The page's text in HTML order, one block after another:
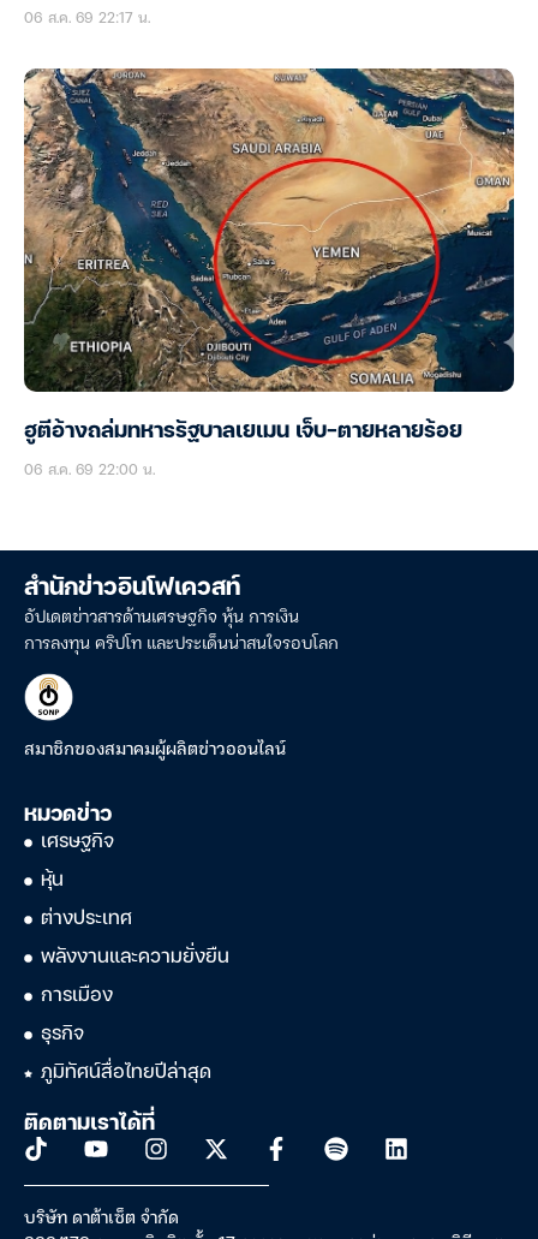
06 ส.ค. 69 22:17 น.
ฮูตีอ้างถล่มทหารรัฐบาลเยเมน เจ็บ-ตายหลายร้อย
06 ส.ค. 69 22:00 น.
สำนักข่าวอินโฟเควสท์
อัปเดตข่าวสารด้านเศรษฐกิจ หุ้น การเงิน
การลงทุน คริปโท และประเด็นน่าสนใจรอบโลก
สมาชิกของสมาคมผู้ผลิตข่าวออนไลน์
หมวดข่าว
เศรษฐกิจ
หุ้น
ต่างประเทศ
พลังงานและความยั่งยืน
การเมือง
ธุรกิจ
ภูมิทัศน์สื่อไทยปีล่าสุด
ติดตามเราได้ที่
บริษัท ดาต้าเซ็ต จำกัด